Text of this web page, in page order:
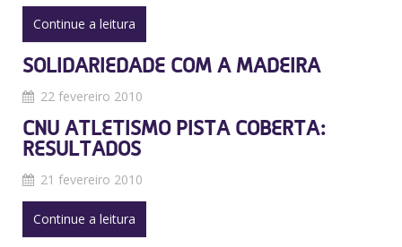
Continue a leitura
SOLIDARIEDADE COM A MADEIRA
22 fevereiro 2010
CNU ATLETISMO PISTA COBERTA:
RESULTADOS
21 fevereiro 2010
Continue a leitura